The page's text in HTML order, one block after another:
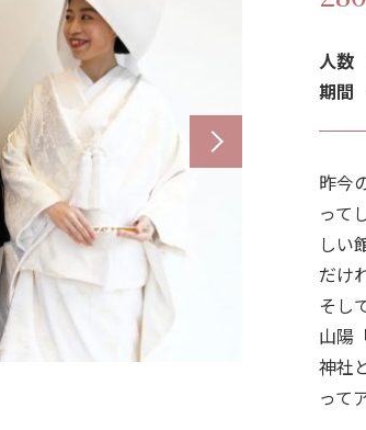
人数
期間
昨今
って
しい
だけ
そし
山陽
神社
って